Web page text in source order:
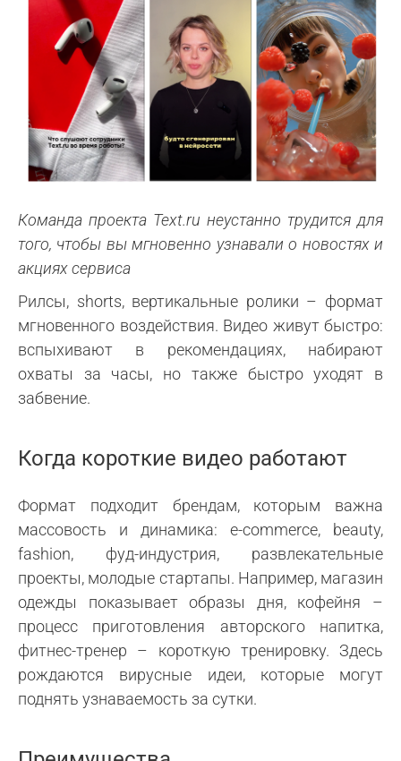
Команда проекта Text.ru неустанно трудится для
того, чтобы вы мгновенно узнавали о новостях и
акциях сервиса
Рилсы, shorts, вертикальные ролики – формат
мгновенного воздействия. Видео живут быстро:
вспыхивают в рекомендациях, набирают
охваты за часы, но также быстро уходят в
забвение.
Когда короткие видео работают
Формат подходит брендам, которым важна
массовость и динамика: e-commerce, beauty,
fashion, фуд-индустрия, развлекательные
проекты, молодые стартапы. Например, магазин
одежды показывает образы дня, кофейня –
процесс приготовления авторского напитка,
фитнес-тренер – короткую тренировку. Здесь
рождаются вирусные идеи, которые могут
поднять узнаваемость за сутки.